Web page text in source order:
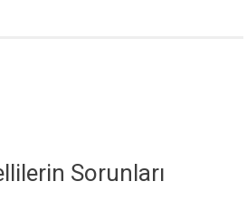
Sorunları